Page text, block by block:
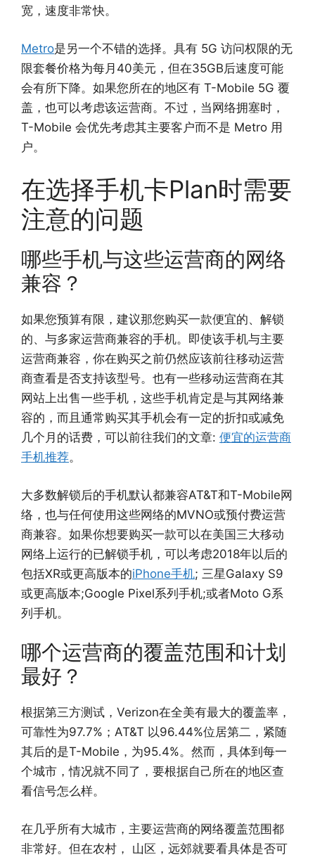
宽，速度非常快。
Metro是另一个不错的选择。具有 5G 访问权限的无
限套餐价格为每月40美元，但在35GB后速度可能
会有所下降。如果您所在的地区有 T-Mobile 5G 覆
盖，也可以考虑该运营商。不过，当网络拥塞时，
T-Mobile 会优先考虑其主要客户而不是 Metro 用
户。
在选择手机卡Plan时需要
注意的问题
哪些手机与这些运营商的网络
兼容？
如果您预算有限，建议那您购买一款便宜的、解锁
的、与多家运营商兼容的手机。即使该手机与主要
运营商兼容，你在购买之前仍然应该前往移动运营
商查看是否支持该型号。也有一些移动运营商在其
网站上出售一些手机，这些手机肯定是与其网络兼
容的，而且通常购买其手机会有一定的折扣或减免
几个月的话费，可以前往我们的文章: 便宜的运营商
手机推荐。
大多数解锁后的手机默认都兼容AT&T和T-Mobile网
络，也与任何使用这些网络的MVNO或预付费运营
商兼容。如果你想要购买一款可以在美国三大移动
网络上运行的已解锁手机，可以考虑2018年以后的
包括XR或更高版本的iPhone手机; 三星Galaxy S9
或更高版本;Google Pixel系列手机;或者Moto G系
列手机。
哪个运营商的覆盖范围和计划
最好？
根据第三方测试，Verizon在全美有最大的覆盖率，
可靠性为97.7%；AT&T 以96.44%位居第二，紧随
其后的是T-Mobile，为95.4%。然而，具体到每一
个城市，情况就不同了，要根据自己所在的地区查
看信号怎么样。
在几乎所有大城市，主要运营商的网络覆盖范围都
非常好。但在农村， 山区，远郊就要看具体是否可